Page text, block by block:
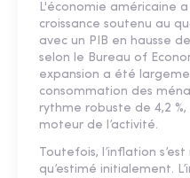
L'économie américaine
croissance soutenu au
avec un PIB en hausse
selon le Bureau of
expansion a été
consommation des
rythme robuste de 4,2
moteur de l’activité.
Toutefois, l’inflation
qu’estimé initialement.